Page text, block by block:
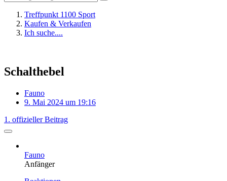
Treffpunkt 1100 Sport
Kaufen & Verkaufen
Ich suche....
Schalthebel
Fauno
9. Mai 2024 um 19:16
1. offizieller Beitrag
Fauno
Anfänger